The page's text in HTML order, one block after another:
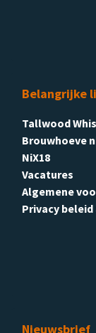
Belangrijke
Tallwood
Brouwhoeve
NiX18
Vacatures
Algemene
Privacy
Nieuwsbrief